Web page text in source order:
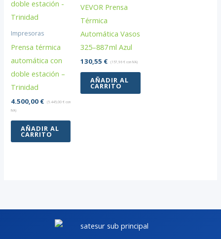
Impresoras
Prensa térmica
automática con
doble estación –
Trinidad
4.500,00 € (5.445,00€ con
IVA)
AÑADIR AL
CARRITO
VEVOR Prensa
Térmica
Automática Vasos
325–887 ml Azul
130,55 € (157,96€ con IVA)
AÑADIR AL
CARRITO